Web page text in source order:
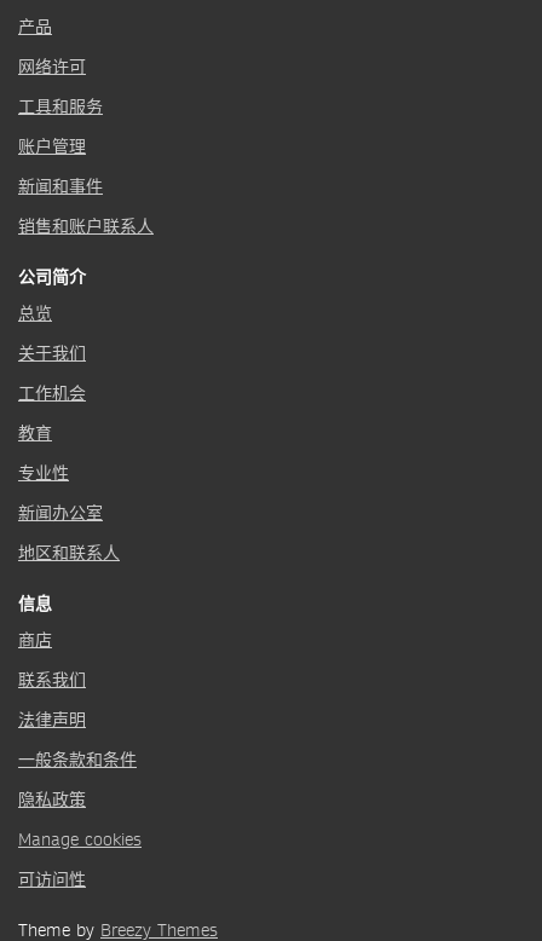
产品
网络许可
工具和服务
账户管理
新闻和事件
销售和账户联系人
公司简介
总览
关于我们
工作机会
教育
专业性
新闻办公室
地区和联系人
信息
商店
联系我们
法律声明
一般条款和条件
隐私政策
Manage cookies
可访问性
Theme by Breezy Themes